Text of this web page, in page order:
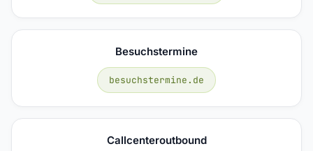
Besuchstermine
besuchstermine.de
Callcenteroutbound